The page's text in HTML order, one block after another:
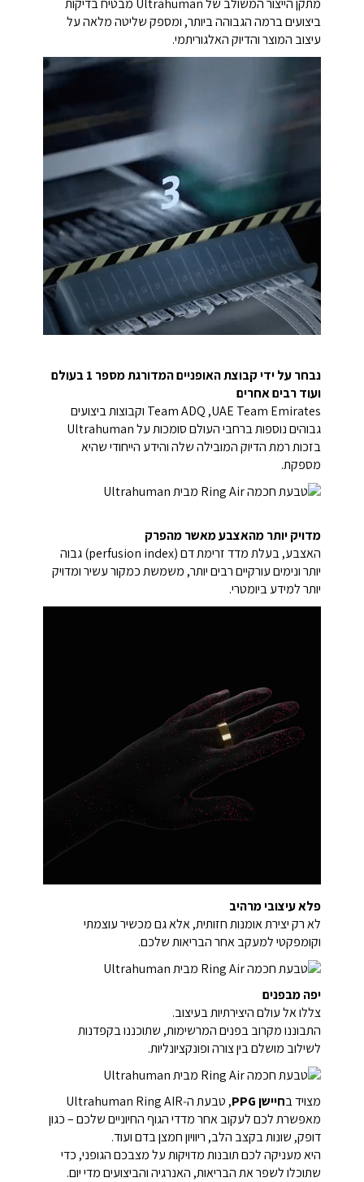
מתקן הייצור המשולב של Ultrahuman מבטיח בדיקות
ביצועים ברמה הגבוהה ביותר, ומספק שליטה מלאה על
עיצוב המוצר והדיוק האלגוריתמי.
נבחר על ידי קבוצת האופניים המדורגת מספר 1 בעולם
ועוד רבים אחרים
UAE Team Emirates, ‏Team ADQ וקבוצות ביצועים
גבוהים נוספות ברחבי העולם סומכות על Ultrahuman
בזכות רמת הדיוק המובילה שלה והידע הייחודי שהיא
מספקת.
מדויק יותר מהאצבע מאשר מהפרק
האצבע, בעלת מדד זרימת דם (perfusion index) גבוה
יותר ונימים עורקיים רבים יותר, משמשת כמקור עשיר ומדויק
יותר למידע ביומטרי.
פלא עיצובי מרהיב
לא רק יצירת אומנות חזותית, אלא גם מכשיר עוצמתי
וקומפקטי למעקב אחר הבריאות שלכם.
יפה מבפנים
צללו אל עולם היצירתיות בעיצוב.
התבוננו מקרוב בפנים המרשימות, שתוכננו בקפדנות
לשילוב מושלם בין צורה ופונקציונליות.
מצויד בחיישן PPG
, טבעת ה‑Ultrahuman Ring AIR
מאפשרת לכם לעקוב אחר מדדי הגוף החיוניים שלכם – כגון
דופק, שונות בקצב הלב, ריוויון חמצן בדם ועוד.
היא מעניקה לכם תובנות מדויקות על מצבכם הגופני, כדי
שתוכלו לשפר את הבריאות, האנרגיה והביצועים מדי יום.